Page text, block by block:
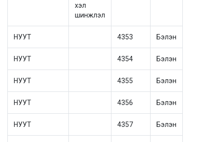
хэл
шинжлэл
НУУТ 4353 Бэлэн
НУУТ 4354 Бэлэн
НУУТ 4355 Бэлэн
НУУТ 4356 Бэлэн
НУУТ 4357 Бэлэн